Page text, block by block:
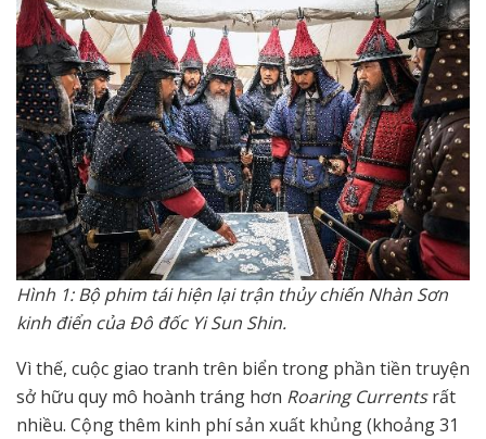
Hình 1: Bộ phim tái hiện lại trận thủy chiến Nhàn Sơn
kinh điển của Đô đốc Yi Sun Shin.
Vì thế, cuộc giao tranh trên biển trong phần tiền truyện
sở hữu quy mô hoành tráng hơn Roaring Currentsrất
nhiều. Cộng thêm kinh phí sản xuất khủng (khoảng 31